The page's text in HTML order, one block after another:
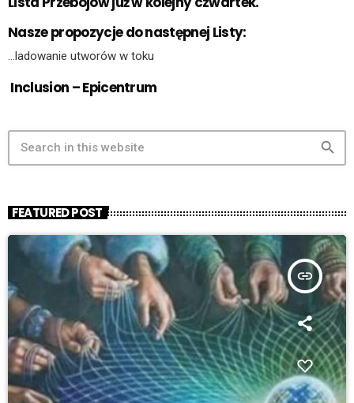
Nasze propozycje do następnej Listy:
…ladowanie utworów w toku
Inclusion – Epicentrum
search
FEATURED POST
insert_link